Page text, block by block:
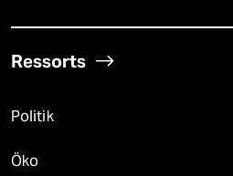
Ressorts
Politik
Öko